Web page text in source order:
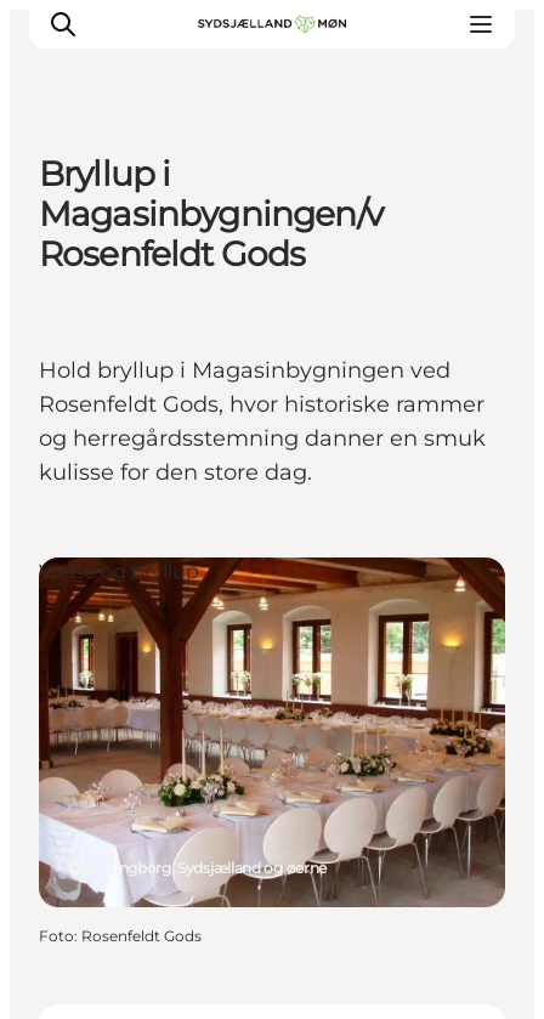
Oplev
Byer og steder
Events
Planlæg din tur
Bryllup i
Magasinbygningen/v
Rosenfeldt Gods
Hold bryllup i Magasinbygningen ved
Rosenfeldt Gods, hvor historiske rammer
og herregårdsstemning danner en smuk
kulisse for den store dag.
Vordingborg, Sydsjælland og øerne
Vielse og bryllup
Foto: Rosenfeldt Gods